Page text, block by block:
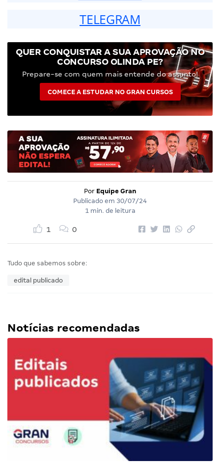
TELEGRAM
QUER CONQUISTAR A SUA APROVAÇÃO NO
CONCURSO OLINDA PE?
Prepare-se com quem mais entende do assunto!
COMECE A ESTUDAR NO GRAN CURSOS
Por Equipe Gran
Publicado em 30/07/24
1 min. de leitura
1 0
Tudo que sabemos sobre:
edital publicado
Notícias recomendadas